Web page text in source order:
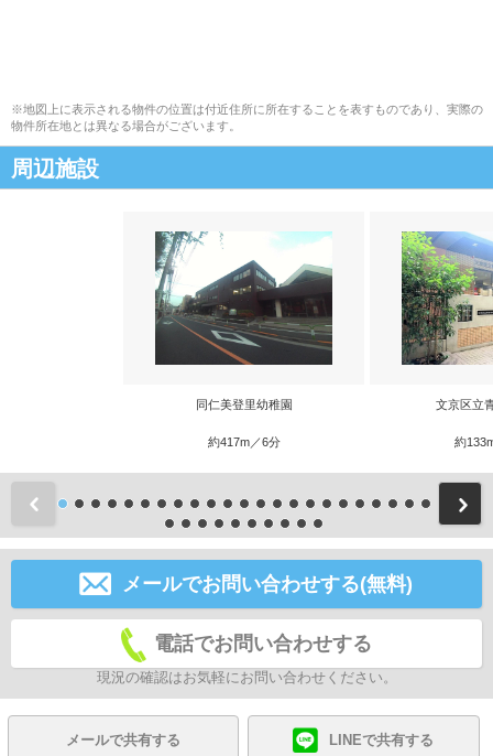
※地図上に表示される物件の位置は付近住所に所在することを表すものであり、実際の
物件所在地とは異なる場合がございます。
周辺施設
同仁美登里幼稚園
約417m／6分
文京区立
約
前
メールでお問い合わせする(無料)
電話でお問い合わせする
現況の確認はお気軽にお問い合わせください。
メールで共有する LINEで共有する